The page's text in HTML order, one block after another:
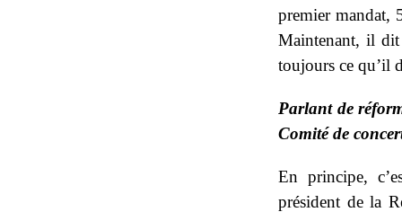
premier mandat,
Maintenant, il
toujours ce qu’il
Parlant de
Comité de
En principe,
président de la